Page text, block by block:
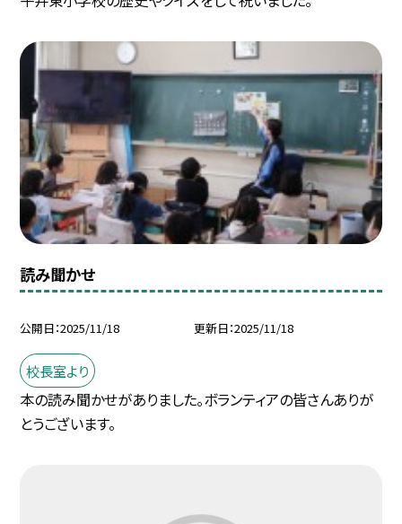
読み聞かせ
公開日 2025/11/18 更新日 2025/11/18
校長室より
本の読み聞かせがありました。ボランティアの皆さんありが
とうございます。